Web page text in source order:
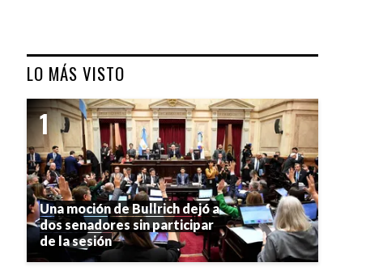
LO MÁS VISTO
Una moción de Bullrich dejó a
dos senadores sin participar
de la sesión